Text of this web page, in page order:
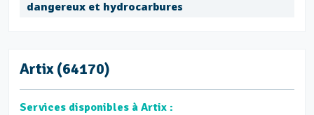
dangereux et hydrocarbures
Artix (64170)
Services disponibles à Artix :